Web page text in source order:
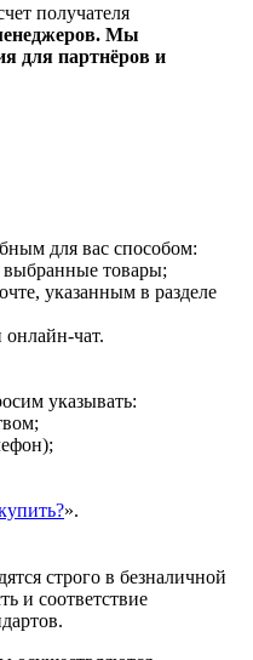
получателя
Мы
для партнёров и
для вас способом:
выбранные товары;
указанным в разделе
онлайн-чат.
указывать:
».
строго в безналичной
и соответствие